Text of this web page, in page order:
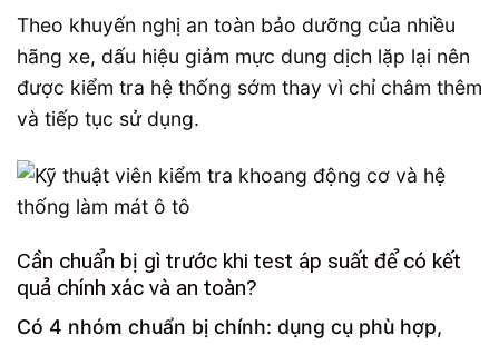
Theo khuyến nghị an toàn bảo dưỡng của nhiều
hãng xe, dấu hiệu giảm mực dung dịch lặp lại nên
được kiểm tra hệ thống sớm thay vì chỉ châm thêm
và tiếp tục sử dụng.
Cần chuẩn bị gì trước khi test áp suất để có kết
quả chính xác và an toàn?
Có 4 nhóm chuẩn bị chính: dụng cụ phù hợp,